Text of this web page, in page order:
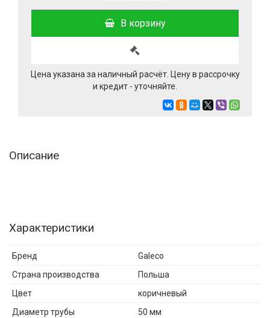
В корзину
Цена указана за наличный расчёт. Цену в рассрочку
и кредит - уточняйте.
Описание
Характеристики
Бренд
Galeco
Страна производства
Польша
Цвет
коричневый
Диаметр трубы
50 мм